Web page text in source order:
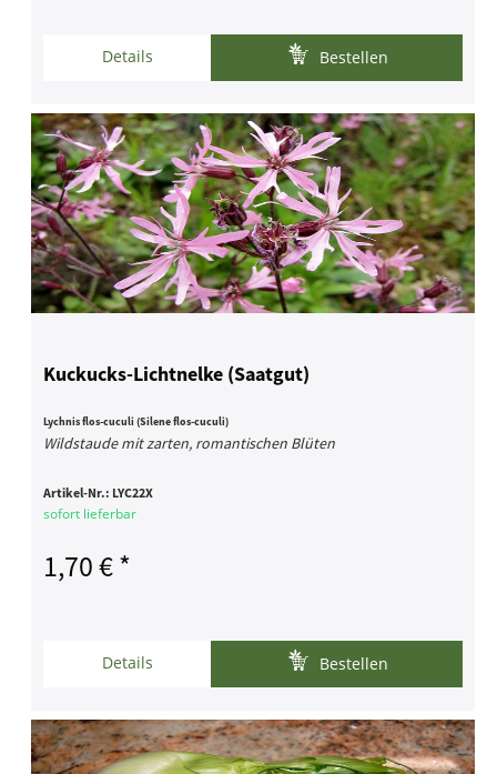
Details Bestellen
Kuckucks-Lichtnelke (Saatgut)
Lychnis flos-cuculi (Silene flos-cuculi)
Wildstaude mit zarten, romantischen Blüten
Artikel-Nr.: LYC22X
sofort lieferbar
1,70 € *
Details Bestellen